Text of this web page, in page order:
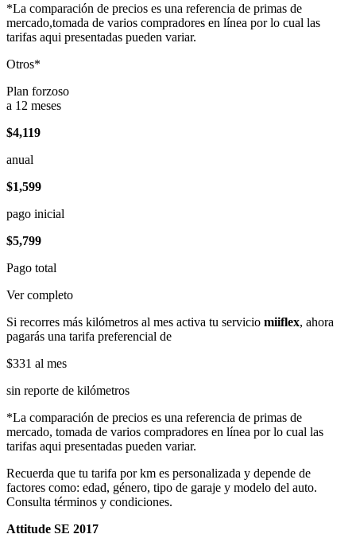
*La comparación de precios es una referencia de primas de
mercado,tomada de varios compradores en línea por lo cual las
tarifas aqui presentadas pueden variar.
Otros*
Plan forzoso
a 12 meses
$4,119
anual
$1,599
pago inicial
$5,799
Pago total
Ver completo
Si recorres más kilómetros al mes activa tu servicio miiflex, ahora
pagarás una tarifa preferencial de
$331 al mes
sin reporte de kilómetros
*La comparación de precios es una referencia de primas de
mercado, tomada de varios compradores en línea por lo cual las
tarifas aqui presentadas pueden variar.
Recuerda que tu tarifa por km es personalizada y depende de
factores como: edad, género, tipo de garaje y modelo del auto.
Consulta términos y condiciones.
Attitude SE 2017